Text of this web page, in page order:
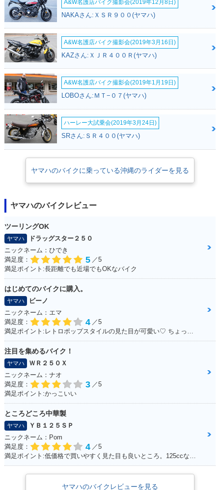
A&W名護店バイク撮影会(2019年12月8日)
NAKAさん:ＸＳＲ９００(ヤマハ)
A&W名護店バイク撮影会(2019年3月16日)
KAZさん:ＸＪＲ４００Ｒ(ヤマハ)
A&W名護店バイク撮影会(2019年1月19日)
LOBOさん:ＭＴ−０７(ヤマハ)
ハーレー大試乗会(2019年3月24日)
SRさん:ＳＲ４００(ヤマハ)
ヤマハのバイクに乗っている沖縄のライダーを見る
ヤマハのバイクレビュー
ツーリングOK
ヤマハ
ドラッグスター２５０
ニックネーム：ひでき
満足度：
5 ／5
満足ポイント:長距離でも近場でもOKなバイク
はじめてのバイクに購入。
ヤマハ
ビーノ
ニックネーム：エマ
満足度：
4 ／5
注目を集めるバイク！
ヤマハ
ＷＲ２５０Ｘ
ニックネーム：ナオ
満足度：
3 ／5
満足ポイント:かっこいい
ところどころ中華製
ヤマハ
ＹＢ１２５ＳＰ
ニックネーム：Pom
満足度：
4 ／5
ヤマハのバイクレビューを見る